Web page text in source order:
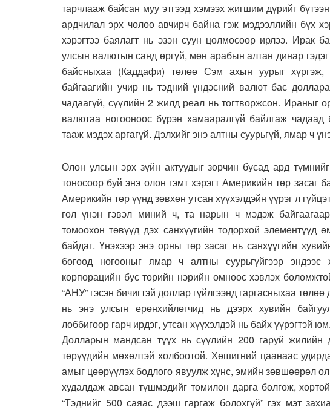
тарчлааж байсан муу этгээд хэмээх жигшим дүрийг
ардчилал эрх чөлөө авчирч байна гэж мэдээллийн бүх
хэрэгтээ баялагт нь эзэн суун цөлмөсөөр ирлээ. Ирак
улсын валютын санд өргүй, мөн арабын алтан динар
байсныхаа (Каддафи) төлөө Сэм ахын уурыг
байгаагийн учир нь тэдний үндэсний валют бас
чадаагүй, сүүлийн 2 жилд реал нь тогтворжсон. Ираныг
валютаа ногооноос бүрэн хамааралгүй байлгаж
тааж мэдэх аргагүй. Дэлхийг энэ алтны суурьгүй, ямар ч
Олон улсын эрх зүйн актуудыг зөрчин бусад ард
тоносоор буй энэ олон гэмт хэрэгт Америкийн төр засаг
Америкийн төр үүнд зөвхөн утсан хүүхэлдэйн үүрэг л
гол үнэн гэвэл миний ч, та нарын ч мэдэж
томоохон төвүүд дэх санхүүгийн тодорхой элементүүд
байдаг. Үнэхээр энэ орны төр засаг нь санхүүгийн
бөгөөд ногооныг ямар ч алтны суурьгүйгээр
корпорацийн бус төрийн нэрийн өмнөөс хэвлэх
“АНУ” гэсэн бичигтэй доллар гүйлгээнд гаргасныхаа
нь энэ улсын ерөнхийлөгчид нь дээрх хувийн
лоббигоор гарч ирдэг, утсан хүүхэлдэй нь байх үүрэгтэй юм.
Долларын мандсан түүх нь сүүлийн 200 гаруй жилийн
төрүүдийн мөхөлтэй холбоотой. Хөшигний цаанаас
амыг цөөрүүлэх бодлого явуулж хүнс, эмийн зөвшөөрөл
худалдаж авсан түшмэдийг томилон дарга болгож,
“Тэднийг 500 саяас дээш гаргаж болохгүй” гэх мэт